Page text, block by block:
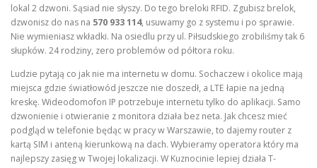
lokal 2 dzwoni. Sąsiad nie słyszy. Do tego breloki RFID. Zgubisz brelok,
dzwonisz do nas na 570 933 114, usuwamy go z systemu i po sprawie.
Nie wymieniasz wkładki. Na osiedlu przy ul. Piłsudskiego zrobiliśmy tak 6
słupków. 24 rodziny, zero problemów od półtora roku.
Ludzie pytają co jak nie ma internetu w domu. Sochaczew i okolice mają
miejsca gdzie światłowód jeszcze nie doszedł, a LTE łapie na jedną
kreskę. Wideodomofon IP potrzebuje internetu tylko do aplikacji. Samo
dzwonienie i otwieranie z monitora działa bez neta. Jak chcesz mieć
podgląd w telefonie będąc w pracy w Warszawie, to dajemy router z
kartą SIM i anteną kierunkową na dach. Wybieramy operatora który ma
najlepszy zasięg w Twojej lokalizacji. W Kuznocinie lepiej działa T-